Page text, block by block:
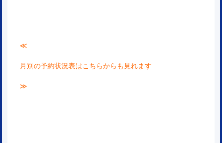
≪
月別の予約状況表はこちらからも見れます
≫